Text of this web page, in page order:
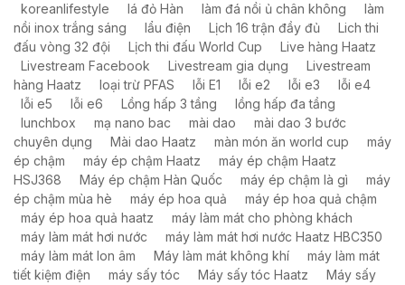
koreanlifestyle
lá đỏ Hàn làm đá nồi ủ chân không
làm
nồi inox trắng sáng
lẩu điện Lịch 16 trận đầy đủ
Lich thi
đấu vòng 32 đội
Lịch thi đấu World Cup
Live hàng Haatz
Livestream Facebook
Livestream gia dụng
Livestream
hàng Haatz
loại trừ PFAS lỗi E1 lỗi e2 lỗi e3
lỗi e4
lỗi e5
lỗi e6 Lồng hấp 3 tầng
lồng hấp đa tầng
lunchbox
mạ nano bac mài dao
mài dao 3 bước
chuyên dụng
Mài dao Haatz màn món ăn world cup
máy
ép chậm
máy ép chậm Haatz
máy ép chậm Haatz
HSJ368
Máy ép chậm Hàn Quốc máy ép chậm là gì
máy
ép chậm mùa hè
máy ép hoa quả
máy ép hoa quả chậm
máy ép hoa quả haatz
máy làm mát cho phòng khách
máy làm mát hơi nước
máy làm mát hơi nước Haatz HBC350
máy làm mát Ion âm
Máy làm mát không khí
máy làm mát
tiết kiệm điện
máy sấy tóc Máy sấy tóc Haatz
Máy sấy